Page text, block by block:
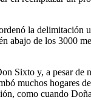
la
de los 3000
Sixto y, a pesar
muchos hogares
como cuando